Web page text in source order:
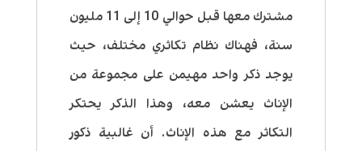
مشترك معها قبل حوالي 10 إلى 11 مليون
سنة، فهناك نظام تكاثري مختلف، حيث
يوجد ذكر واحد مهيمن على مجموعة من
الإناث يعشن معه، وهذا الذكر يحتكر
التكاثر مع هذه الإناث. أن غالبية ذكور